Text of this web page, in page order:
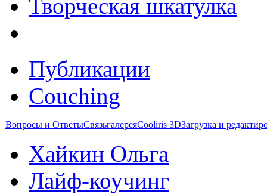
Творческая шкатулка
Публикации
Couching
Вопросы и ОтветыСвязьгалереяCooliris 3DЗагрузка и
Хайкин Ольга
Лайф-коучинг